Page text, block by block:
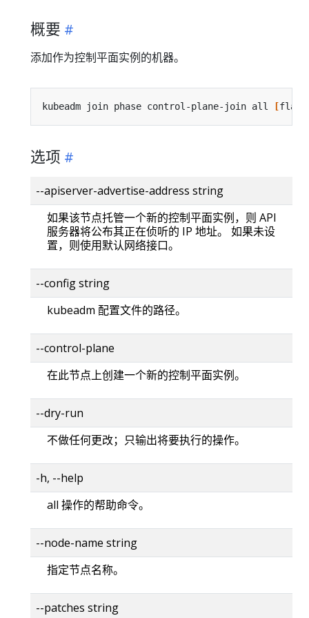
概要
添加作为控制平面实例的机器。
kubeadm join phase control-plane-join all [flags
选项
--apiserver-advertise-address string
如果该节点托管一个新的控制平面实例，则 API
服务器将公布其正在侦听的 IP 地址。 如果未设
置，则使用默认网络接口。
--config string
kubeadm 配置文件的路径。
--control-plane
在此节点上创建一个新的控制平面实例。
--dry-run
不做任何更改；只输出将要执行的操作。
-h, --help
all 操作的帮助命令。
--node-name string
指定节点名称。
--patches string